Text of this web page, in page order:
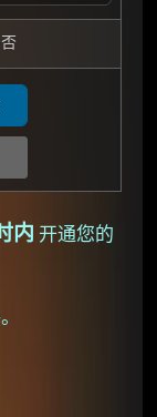
否
内 开通您的